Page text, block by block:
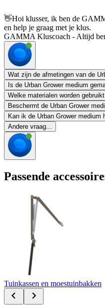
👋Hoi klusser, ik ben de
en help je graag met je klus.
GAMMA Kluscoach - Altijd
Wat zijn de afmetingen van de
Is de Urban Grower medium
Welke materialen worden
Beschermt de Urban Grower
Kan ik de Urban Grower medium
Andere vraag...
Passende
Tuinkassen en moestuinbakken